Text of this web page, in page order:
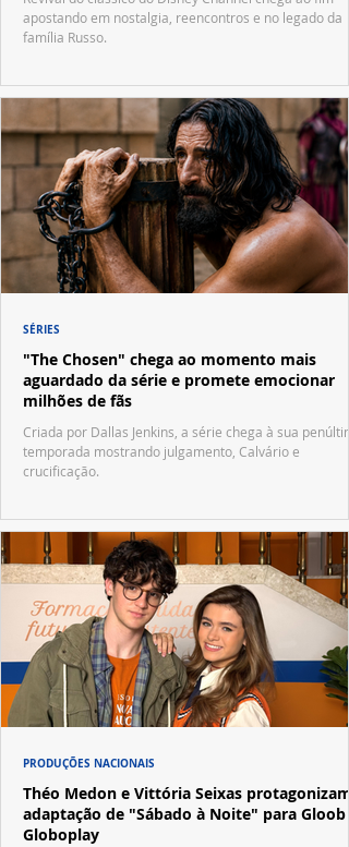
apostando em nostalgia, reencontros e no legado da
família Russo.
"The Chosen" chega ao momento mais
aguardado da série e promete emocionar
milhões de fãs
Criada por Dallas Jenkins, a série chega à sua
temporada mostrando julgamento, Calvário e
crucificação.
SÉRIES
Théo Medon e Vittória Seixas protagonizam
adaptação de "Sábado à Noite" para Gloob e
Globoplay
PRODUÇÕES NACIONAIS